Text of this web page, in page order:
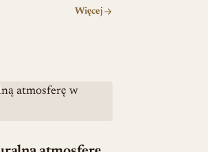
Więcej
w łazience